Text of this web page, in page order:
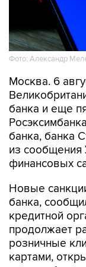
Фото: Александр
Москва. 6
банка и еще
банка, банка
из сообщения
финансовых
Новые
банка,
кредитной
продолжает
розничные
картами,